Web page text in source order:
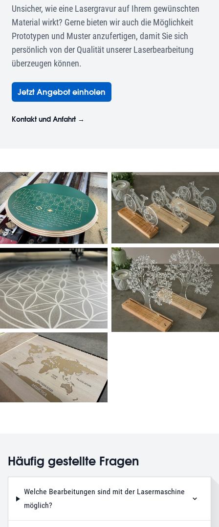
Unsicher, wie eine Lasergravur auf Ihrem gewünschten
Material wirkt? Gerne bieten wir auch die Möglichkeit
Prototypen und Muster anzufertigen, damit Sie sich
persönlich von der Qualität unserer Laserbearbeitung
überzeugen können.
Jetzt Angebot einholen
Kontakt und Anfahrt →
Häufig gestellte Fragen
Welche Bearbeitungen sind mit der Lasermaschine
möglich?